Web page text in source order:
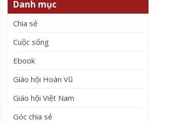
Danh mục
Chia sẻ
Cuộc sống
Ebook
Giáo hội Hoàn Vũ
Giáo hội Việt Nam
Góc chia sẻ